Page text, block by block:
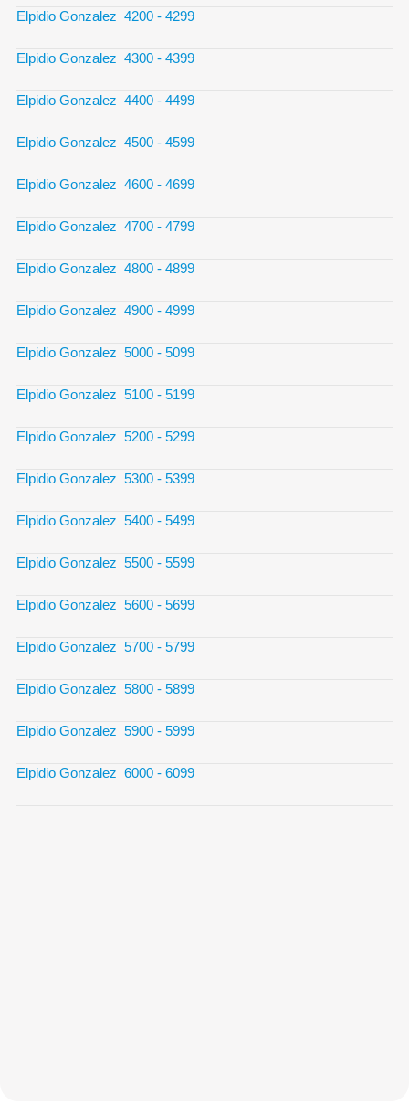
Elpidio Gonzalez 4200 - 4299
Elpidio Gonzalez 4300 - 4399
Elpidio Gonzalez 4400 - 4499
Elpidio Gonzalez 4500 - 4599
Elpidio Gonzalez 4600 - 4699
Elpidio Gonzalez 4700 - 4799
Elpidio Gonzalez 4800 - 4899
Elpidio Gonzalez 4900 - 4999
Elpidio Gonzalez 5000 - 5099
Elpidio Gonzalez 5100 - 5199
Elpidio Gonzalez 5200 - 5299
Elpidio Gonzalez 5300 - 5399
Elpidio Gonzalez 5400 - 5499
Elpidio Gonzalez 5500 - 5599
Elpidio Gonzalez 5600 - 5699
Elpidio Gonzalez 5700 - 5799
Elpidio Gonzalez 5800 - 5899
Elpidio Gonzalez 5900 - 5999
Elpidio Gonzalez 6000 - 6099